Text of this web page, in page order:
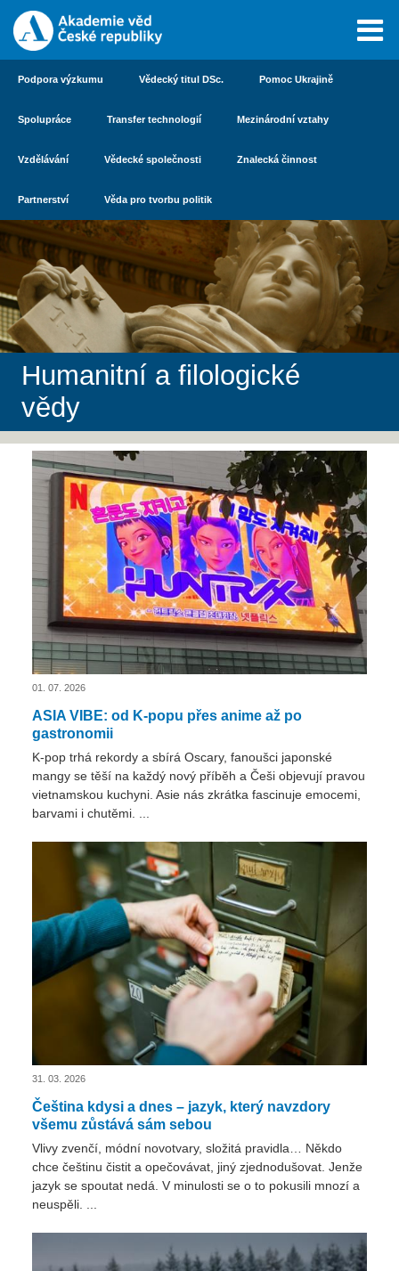
Podpora výzkumu Vědecký titul DSc. Pomoc Ukrajině
Spolupráce Transfer technologií Mezinárodní vztahy
Vzdělávání Vědecké společnosti Znalecká činnost
Partnerství Věda pro tvorbu politik
Humanitní a filologické
vědy
01. 07. 2026
ASIA VIBE: od K-popu přes anime až po
gastronomii
K-pop trhá rekordy a sbírá Oscary, fanoušci japonské
mangy se těší na každý nový příběh a Češi objevují pravou
vietnamskou kuchyni. Asie nás zkrátka fascinuje emocemi,
barvami i chutěmi. ...
31. 03. 2026
Čeština kdysi a dnes – jazyk, který navzdory
všemu zůstává sám sebou
Vlivy zvenčí, módní novotvary, složitá pravidla… Někdo
chce češtinu čistit a opečovávat, jiný zjednodušovat. Jenže
jazyk se spoutat nedá. V minulosti se o to pokusili mnozí a
neuspěli. ...